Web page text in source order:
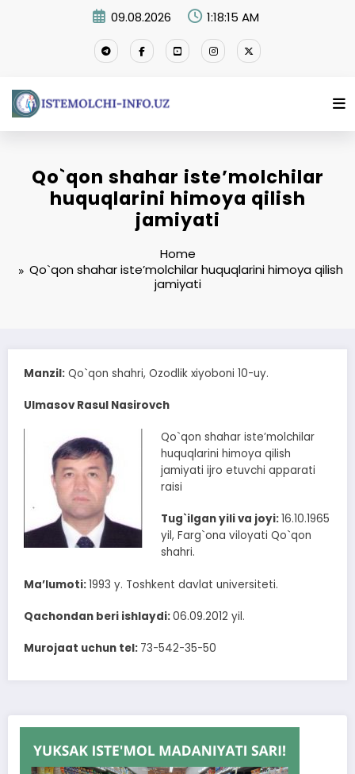
09.08.2026 1:18:15 AM
Qo`qon shahar isteʼmolchilar
huquqlarini himoya qilish
jamiyati
Home
Qo`qon shahar isteʼmolchilar huquqlarini himoya qilish
jamiyati
Manzil: Qo`qon shahri, Ozodlik xiyoboni 10-uy.
Ulmasov Rasul Nasirovch
Qo`qon shahar isteʼmolchilar
huquqlarini himoya qilish
jamiyati ijro etuvchi apparati
raisi
Tug`ilgan yili va joyi:16.10.1965
yil, Farg`ona viloyati Qo`qon
shahri.
Ma’lumoti:1993 y. Toshkent davlat universiteti.
Qachondan beri ishlaydi:06.09.2012 yil.
Murojaat uchun tel: 73-542-35-50